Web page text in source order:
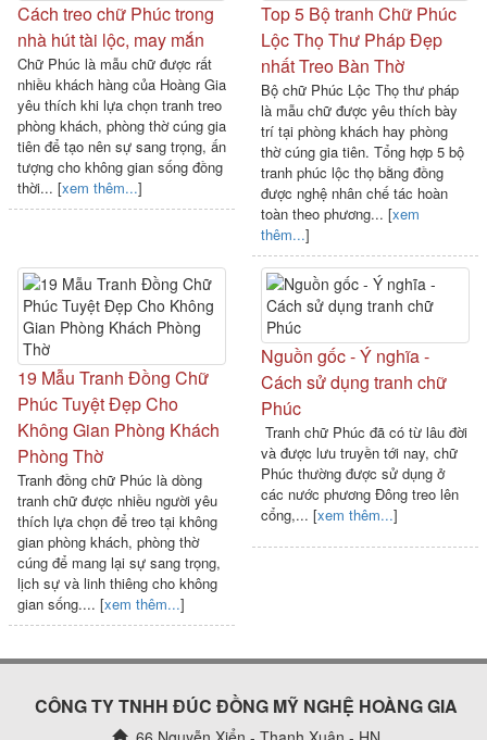
Cách treo chữ Phúc trong
nhà hút tài lộc, may mắn
Chữ Phúc là mẫu chữ được rất
nhiều khách hàng của Hoàng Gia
yêu thích khi lựa chọn tranh treo
phòng khách, phòng thờ cúng gia
tiên để tạo nên sự sang trọng, ấn
tượng cho không gian sống đồng
thời... [xem thêm...]
Top 5 Bộ tranh Chữ Phúc
Lộc Thọ Thư Pháp Đẹp
nhất Treo Bàn Thờ
Bộ chữ Phúc Lộc Thọ thư pháp
là mẫu chữ được yêu thích bày
trí tại phòng khách hay phòng
thờ cúng gia tiên. Tổng hợp 5 bộ
tranh phúc lộc thọ bằng đồng
được nghệ nhân chế tác hoàn
toàn theo phương... [xem
thêm...]
19 Mẫu Tranh Đồng Chữ
Phúc Tuyệt Đẹp Cho
Không Gian Phòng Khách
Phòng Thờ
Tranh đồng chữ Phúc là dòng
tranh chữ được nhiều người yêu
thích lựa chọn để treo tại không
gian phòng khách, phòng thờ
cúng để mang lại sự sang trọng,
lịch sự và linh thiêng cho không
gian sống.... [xem thêm...]
Nguồn gốc - Ý nghĩa -
Cách sử dụng tranh chữ
Phúc
Tranh chữ Phúc đã có từ lâu đời
và được lưu truyền tới nay, chữ
Phúc thường được sử dụng ở
các nước phương Đông treo lên
cổng,... [xem thêm...]
CÔNG TY TNHH ĐÚC ĐỒNG MỸ NGHỆ HOÀNG GIA